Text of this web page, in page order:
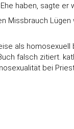
haben, sagte er
Missbrauch
als
falsch zitiert.
bei